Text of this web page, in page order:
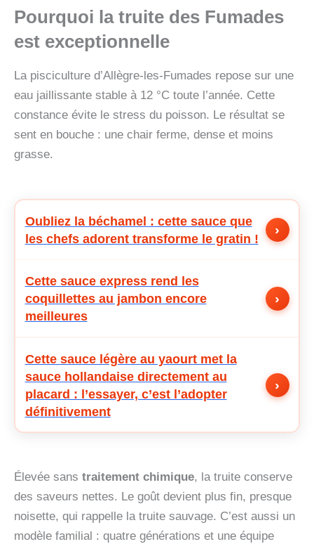
Pourquoi la truite des Fumades
est exceptionnelle
La pisciculture d’Allègre-les-Fumades repose sur une
eau jaillissante stable à 12 °C toute l’année. Cette
constance évite le stress du poisson. Le résultat se
sent en bouche : une chair ferme, dense et moins
grasse.
Oubliez la béchamel : cette sauce que
les chefs adorent transforme le gratin !
›
Cette sauce express rend les
coquillettes au jambon encore
meilleures
›
Cette sauce légère au yaourt met la
sauce hollandaise directement au
placard : l’essayer, c’est l’adopter
définitivement
›
Élevée sans traitement chimique, la truite conserve
des saveurs nettes. Le goût devient plus fin, presque
noisette, qui rappelle la truite sauvage. C’est aussi un
modèle familial : quatre générations et une équipe